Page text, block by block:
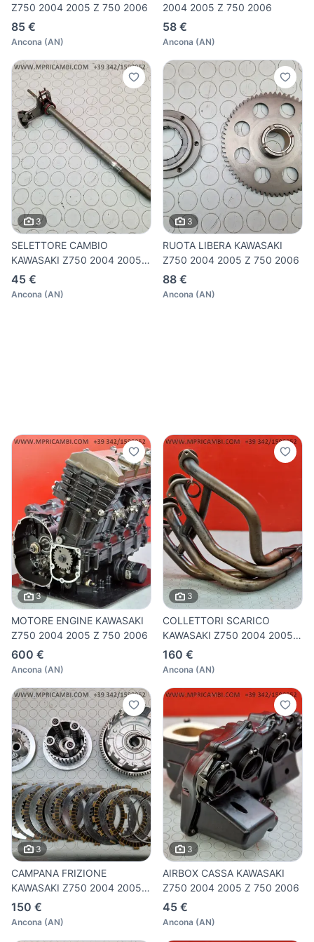
Z750 2004 2005 Z 750 2006
85 €
Ancona (AN)
2004 2005 Z 750 2006
58 €
Ancona (AN)
3
SELETTORE CAMBIO
KAWASAKI Z750 2004 2005 Z
750 200
45 €
Ancona (AN)
3
RUOTA LIBERA KAWASAKI
Z750 2004 2005 Z 750 2006
88 €
Ancona (AN)
3
MOTORE ENGINE KAWASAKI
Z750 2004 2005 Z 750 2006
600 €
Ancona (AN)
3
COLLETTORI SCARICO
KAWASAKI Z750 2004 2005 Z
750 2
160 €
Ancona (AN)
3
CAMPANA FRIZIONE
KAWASAKI Z750 2004 2005 Z
750 200
150 €
Ancona (AN)
3
AIRBOX CASSA KAWASAKI
Z750 2004 2005 Z 750 2006
45 €
Ancona (AN)